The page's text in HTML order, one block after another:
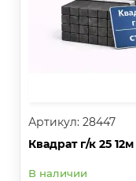
Артикул: 28447
Квадрат г/к 25 12м
В наличии